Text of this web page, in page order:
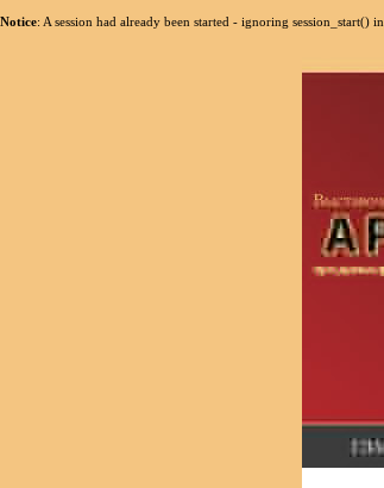
Notice: A session had already been started - ignoring session_start() in